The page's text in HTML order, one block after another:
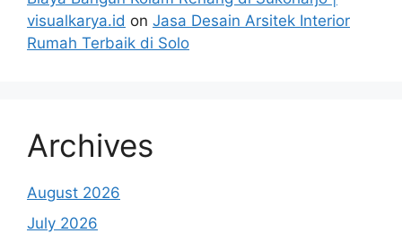
visualkarya.id on Jasa Desain Arsitek Interior
Rumah Terbaik di Solo
Archives
August 2026
July 2026